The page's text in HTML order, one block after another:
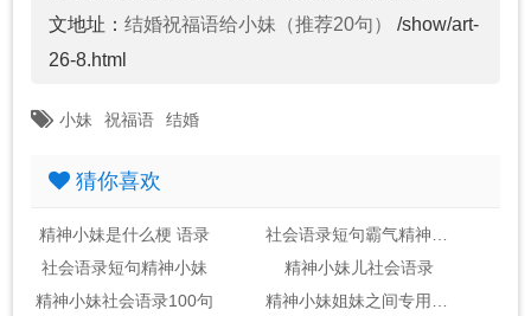
文地址： 结婚祝福语给小妹（推荐20句） /show/art-
26-8.html
小妹 祝福语 结婚
猜你喜欢
精神小妹是什么梗 语录
社会语录短句精神小妹
精神小妹儿社会语录
精神小妹社会语录100句